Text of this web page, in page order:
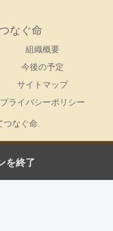
なぐ命
組織概要
今後の予定
サイトマップ
プライバシーポリシー
なぐ命.
を終了